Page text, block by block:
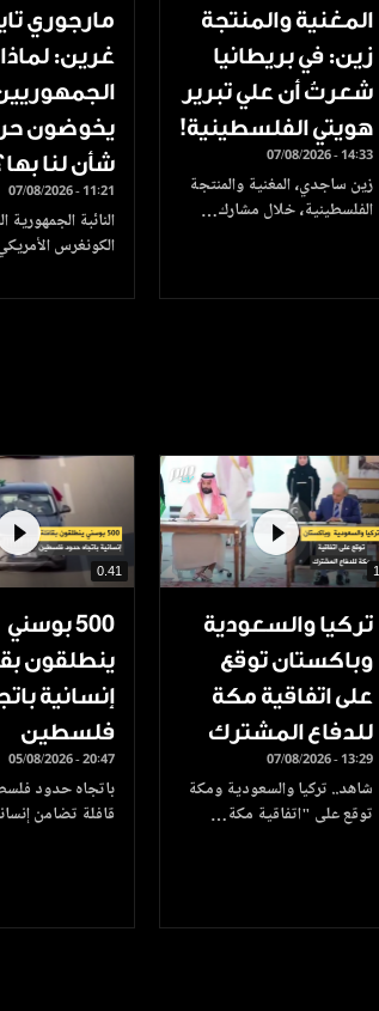
المغنية والمنتجة
زين: في بريطانيا
شعرتُ أن علي تبرير
هويتي الفلسطينية!
07/08/2026 - 14:33
زين ساجدي، المغنية والمنتجة
الفلسطينية، خلال مشارك…
مارجوري
غرين:
يخوضون
شأن لنا
07/08/2026 - 11:21
النائبة الجمهورية
الكونغرس
1
تركيا والسعودية
وباكستان توقع
على اتفاقية مكة
للدفاع المشترك
07/08/2026 - 13:29
شاهد.. تركيا والسعودية ومكة
توقع على "اتفاقية مكة…
0.41
500 بوسني
ينطلقون
إنسانية
فلسطين
05/08/2026 - 20:47
باتجاه حدود
قافلة تضامن